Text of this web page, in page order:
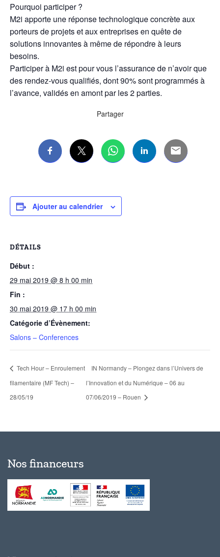
Pourquoi participer ?
M2i apporte une réponse technologique concrète aux
porteurs de projets et aux entreprises en quête de
solutions innovantes à même de répondre à leurs
besoins.
Participer à M2i est pour vous l’assurance de n’avoir que
des rendez-vous qualifiés, dont 90% sont programmés à
l’avance, validés en amont par les 2 parties.
Partager
Ajouter au calendrier
DÉTAILS
Début :
29 mai 2019 @ 8 h 00 min
Fin :
30 mai 2019 @ 17 h 00 min
Catégorie d’Évènement:
Salons – Conferences
Tech Hour – Enroulement
filamentaire (MF Tech) –
28/05/19
IN Normandy – Plongez dans l’Univers de
l’Innovation et du Numérique – 06 au
07/06/2019 – Rouen
Nos financeurs